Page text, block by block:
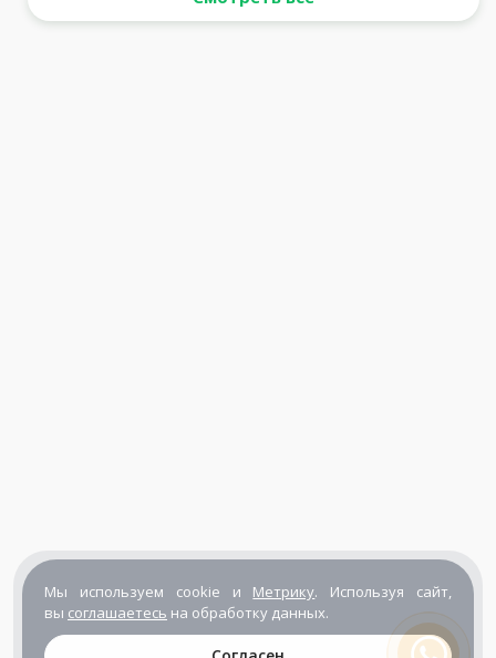
Мы используем cookie и Метрику. Используя сайт,
вы соглашаетесь на обработку данных.